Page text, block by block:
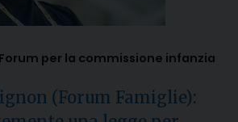
per la commissione infanzia
(Forum Famiglie):